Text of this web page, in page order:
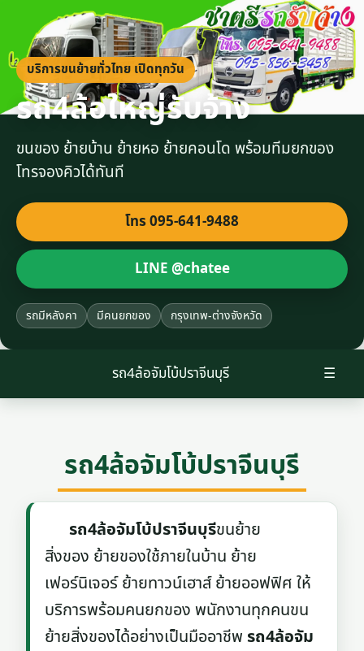
บริการขนย้ายทั่วไทย เปิดทุกวัน
รถ4ล้อใหญ่รับจ้าง
ขนของ ย้ายบ้าน ย้ายหอ ย้ายคอนโด พร้อมทีมยกของ
โทรจองคิวได้ทันที
โทร 095-641-9488
LINE @chatee
รถมีหลังคา มีคนยกของ กรุงเทพ-ต่างจังหวัด
☰
รถ4ล้อจัมโบ้ปราจีนบุรี
รถ4ล้อจัมโบ้ปราจีนบุรี
รถ4ล้อจัมโบ้ปราจีนบุรีขนย้าย
สิ่งของ ย้ายของใช้ภายในบ้าน ย้าย
เฟอร์นิเจอร์ ย้ายทาวน์เฮาส์ ย้ายออฟฟิศ ให้
บริการพร้อมคนยกของ พนักงานทุกคนขน
ย้ายสิ่งของได้อย่างเป็นมืออาชีพรถ4ล้อจัม